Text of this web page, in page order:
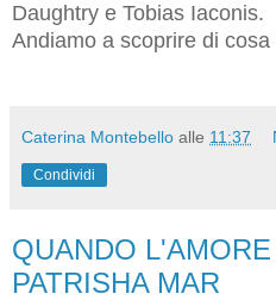
Daughtry e Tobias Iaconis.
Andiamo a scoprire di cosa
Caterina Montebello alle 11:37
Condividi
QUANDO
PATRISHA MAR